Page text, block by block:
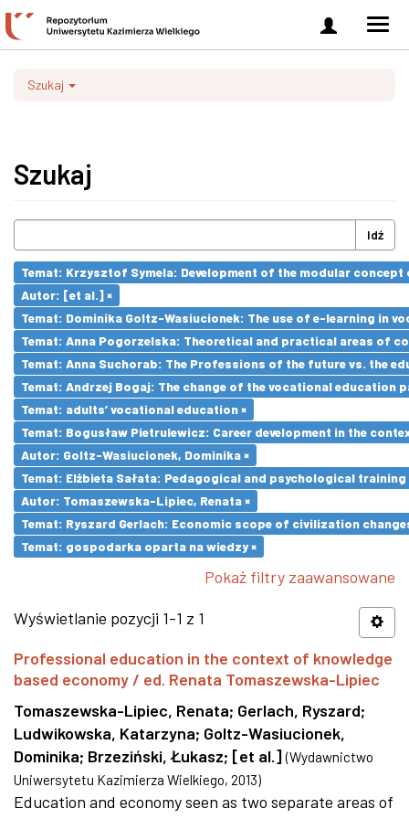
Zaloguj
się
Szukaj
Szukaj
Idź
Temat: Krzysztof Symela: Development of the modular concept
Autor: [et al.] ×
Temat: Dominika Goltz-Wasiucionek: The use of e-learning in
Temat: Anna Pogorzelska: Theoretical and practical areas of
Temat: Anna Suchorab: The Professions of the future vs. the
Temat: Andrzej Bogaj: The change of the vocational education
Temat: adults’ vocational education ×
Temat: Bogusław Pietrulewicz: Career development in the
Autor: Goltz-Wasiucionek, Dominika ×
Temat: Elżbieta Sałata: Pedagogical and psychological
Autor: Tomaszewska-Lipiec, Renata ×
Temat: Ryszard Gerlach: Economic scope of civilization
Temat: gospodarka oparta na wiedzy ×
Pokaż filtry zaawansowane
Wyświetlanie pozycji 1-1 z 1
Professional education in the context of knowledge
based economy / ed. Renata Tomaszewska-Lipiec
Tomaszewska-Lipiec, Renata; Gerlach, Ryszard;
Ludwikowska, Katarzyna; Goltz-Wasiucionek,
Dominika; Brzeziński, Łukasz; [et al.] (Wydawnictwo
Uniwersytetu Kazimierza Wielkiego, 2013)
Education and economy seen as two separate areas of